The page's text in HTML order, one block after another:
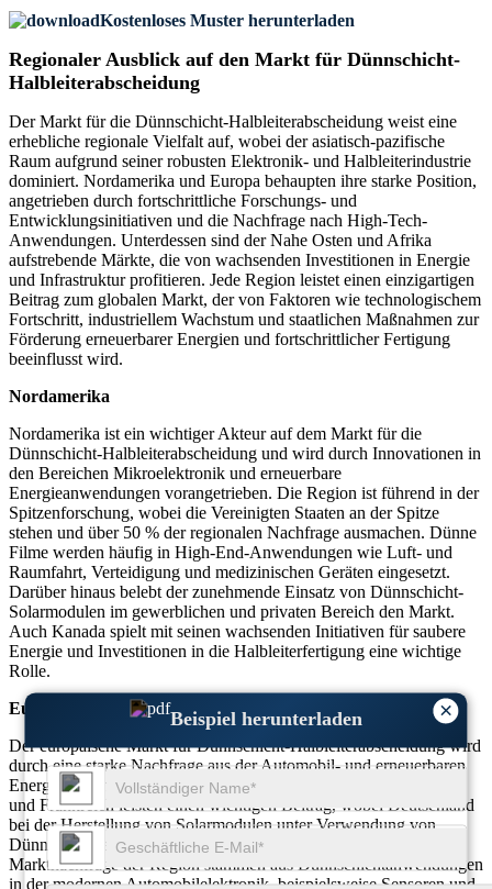
×
Beispiel herunterladen
Kostenloses Muster herunterladen
Regionaler Ausblick auf den Markt für Dünnschicht-
Halbleiterabscheidung
Der Markt für die Dünnschicht-Halbleiterabscheidung weist eine
erhebliche regionale Vielfalt auf, wobei der asiatisch-pazifische
Raum aufgrund seiner robusten Elektronik- und Halbleiterindustrie
dominiert. Nordamerika und Europa behaupten ihre starke Position,
angetrieben durch fortschrittliche Forschungs- und
Entwicklungsinitiativen und die Nachfrage nach High-Tech-
Anwendungen. Unterdessen sind der Nahe Osten und Afrika
aufstrebende Märkte, die von wachsenden Investitionen in Energie
und Infrastruktur profitieren. Jede Region leistet einen einzigartigen
Beitrag zum globalen Markt, der von Faktoren wie technologischem
Fortschritt, industriellem Wachstum und staatlichen Maßnahmen zur
Förderung erneuerbarer Energien und fortschrittlicher Fertigung
beeinflusst wird.
Nordamerika
Nordamerika ist ein wichtiger Akteur auf dem Markt für die
Dünnschicht-Halbleiterabscheidung und wird durch Innovationen in
den Bereichen Mikroelektronik und erneuerbare
Energieanwendungen vorangetrieben. Die Region ist führend in der
Spitzenforschung, wobei die Vereinigten Staaten an der Spitze
stehen und über 50 % der regionalen Nachfrage ausmachen. Dünne
Filme werden häufig in High-End-Anwendungen wie Luft- und
Raumfahrt, Verteidigung und medizinischen Geräten eingesetzt.
Darüber hinaus belebt der zunehmende Einsatz von Dünnschicht-
Solarmodulen im gewerblichen und privaten Bereich den Markt.
Auch Kanada spielt mit seinen wachsenden Initiativen für saubere
Energie und Investitionen in die Halbleiterfertigung eine wichtige
Rolle.
Europa
Der europäische Markt für Dünnschicht-Halbleiterabscheidung wird
durch eine starke Nachfrage aus der Automobil- und erneuerbaren
Energiebranche gestützt. Deutschland, das Vereinigte Königreich
und Frankreich leisten einen wichtigen Beitrag, wobei Deutschland
bei der Herstellung von Solarmodulen unter Verwendung von
Dünnschichttechnologien führend ist. Ungefähr 30 % der
Marktnachfrage der Region stammen aus Dünnschichtanwendungen
in der modernen Automobilelektronik, beispielsweise Sensoren und